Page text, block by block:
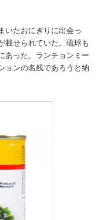
いたおにぎりに出会っ
載せられていた。琉球も
あった。ランチョンミー
ョンの名残であろうと納